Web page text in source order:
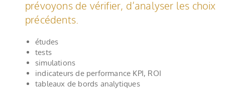
prévoyons de vérifier, d’analyser les choix
précédents.
études
tests
simulations
indicateurs de performance KPI, ROI
tableaux de bords analytiques